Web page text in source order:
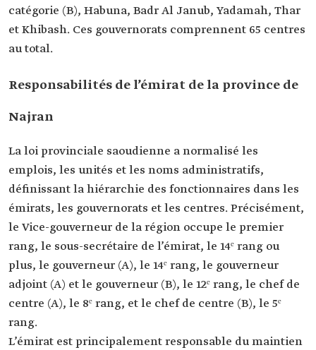
catégorie (B), Habuna, Badr Al Janub, Yadamah, Thar
et Khibash. Ces gouvernorats comprennent 65 centres
au total.
Responsabilités de l’émirat de la province de
Najran
La loi provinciale saoudienne a normalisé les
emplois, les unités et les noms administratifs,
définissant la hiérarchie des fonctionnaires dans les
émirats, les gouvernorats et les centres. Précisément,
le Vice-gouverneur de la région occupe le premier
rang, le sous-secrétaire de l’émirat, le 14ᵉ rang ou
plus, le gouverneur (A), le 14ᵉ rang, le gouverneur
adjoint (A) et le gouverneur (B), le 12ᵉ rang, le chef de
centre (A), le 8ᵉ rang, et le chef de centre (B), le 5ᵉ
rang.
L’émirat est principalement responsable du maintien